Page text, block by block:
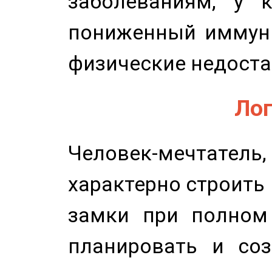
пониженный
физические
Человек-
характерно
замки при полном
планировать и